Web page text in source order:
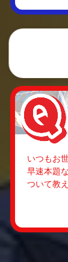
いつもお
早速本題
ついて教